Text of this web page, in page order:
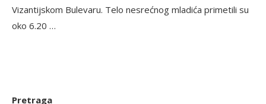
Vizantijskom Bulevaru. Telo nesrećnog mladića primetili su
oko 6.20 …
Pretraga